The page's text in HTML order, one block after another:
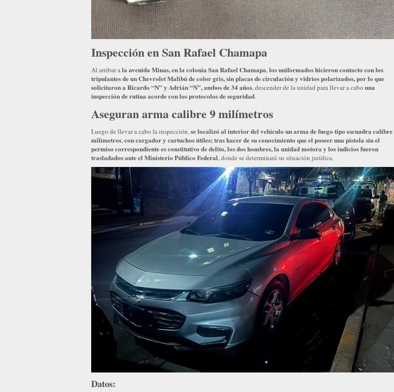
Inspección en San Rafael Chamapa
Al arribar a la avenida Minas, en la colonia San Rafael Chamapa, los uniformados hicieron contacto con los
tripulantes de un Chevrolet Malibú de color gris, sin placas de circulación y vidrios polarizados, por lo que
solicitaron a Ricardo “N” y Adrián “N”, ambos de 34 años, descender de la unidad para llevar a cabo una
inspección de rutina acorde con los protocolos de seguridad.
Aseguran arma calibre 9 milímetros
Luego de llevar a cabo la inspección, se localizó al interior del vehículo un arma de fuego tipo escuadra calibre
milímetros, con cargador y cartuchos útiles; tras hacer de su conocimiento que el poseer una pistola sin el
permiso correspondiente es constitutivo de delito, los dos hombres, la unidad motora y los indicios fueron
trasladados ante el Ministerio Público Federal, donde se determinará su situación jurídica.
Datos: